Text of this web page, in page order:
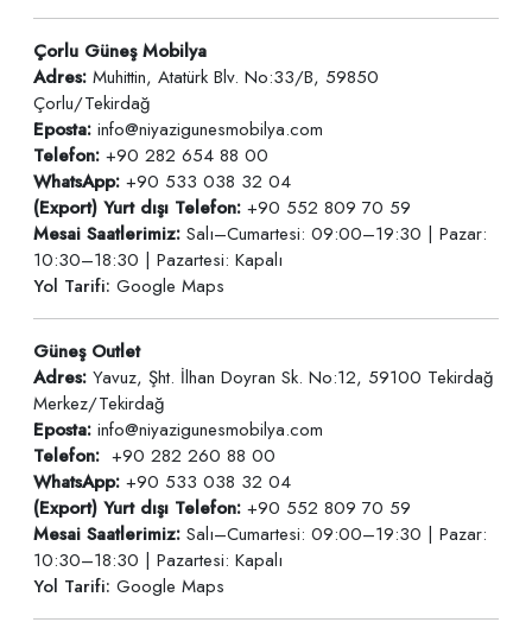
Çorlu Güneş Mobilya
Adres: Muhittin, Atatürk Blv. No:33/B, 59850
Çorlu/Tekirdağ
Eposta: info@niyazigunesmobilya.com
Telefon: +90 282 654 88 00
WhatsApp: +90 533 038 32 04
(Export) Yurt dışı Telefon: +90 552 809 70 59
Mesai Saatlerimiz: Salı–Cumartesi: 09:00–19:30 | Pazar:
10:30–18:30 | Pazartesi: Kapalı
Yol Tarifi: Google Maps
Güneş Outlet
Adres: Yavuz, Şht. İlhan Doyran Sk. No:12, 59100 Tekirdağ
Merkez/Tekirdağ
Eposta: info@niyazigunesmobilya.com
Telefon: +90 282 260 88 00
WhatsApp: +90 533 038 32 04
(Export) Yurt dışı Telefon: +90 552 809 70 59
Mesai Saatlerimiz: Salı–Cumartesi: 09:00–19:30 | Pazar:
10:30–18:30 | Pazartesi: Kapalı
Yol Tarifi: Google Maps